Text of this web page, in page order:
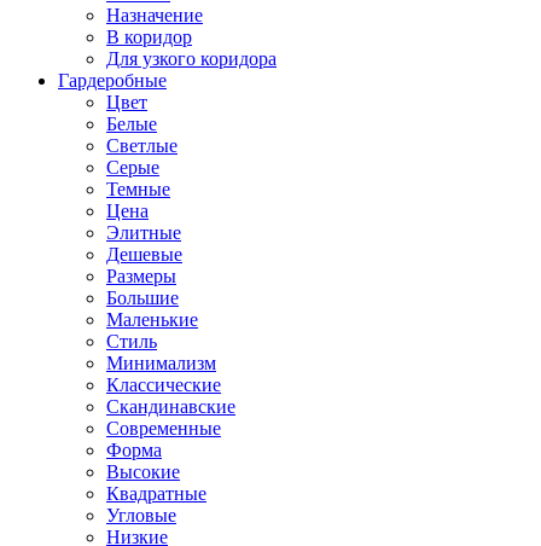
Назначение
В коридор
Для узкого коридора
Гардеробные
Цвет
Белые
Светлые
Серые
Темные
Цена
Элитные
Дешевые
Размеры
Большие
Маленькие
Стиль
Минимализм
Классические
Скандинавские
Современные
Форма
Высокие
Квадратные
Угловые
Низкие